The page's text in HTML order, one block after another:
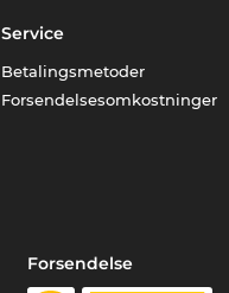
Service
Betalingsmetoder
Forsendelsesomkostninger
Forsendelse